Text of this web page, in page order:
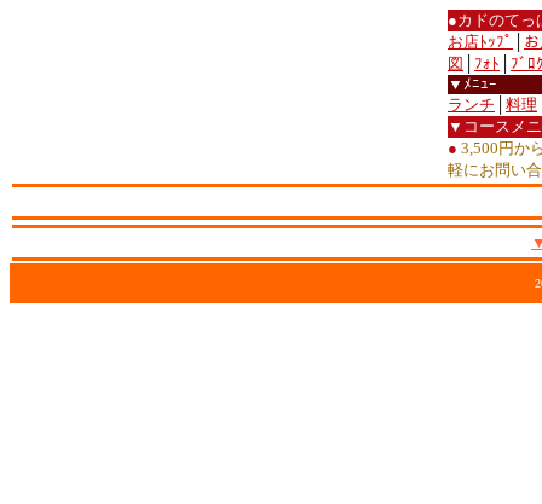
●カドのて
お店ﾄｯﾌﾟ
図
ﾌｫﾄ
ﾌﾞﾛ
▼ﾒﾆｭｰ
ランチ
料理
▼コースメ
● 3,500円か
軽にお問い